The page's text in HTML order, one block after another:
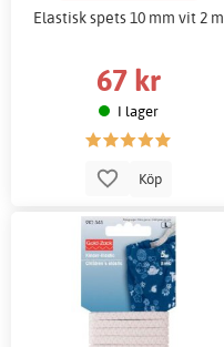
Elastisk spets 10 mm vit 2 m
67 kr
I lager
Köp